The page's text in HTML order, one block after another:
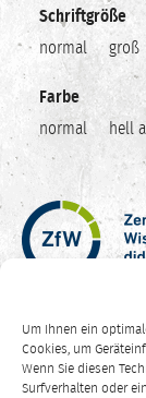
Um Ihnen ein
Cookies, um
Wenn Sie diesen
Surfverhalten oder
Schriftgröße
normal
groß
Farbe
normal
hell
Zentrum
für
Ruhr-
Universität
Bochum